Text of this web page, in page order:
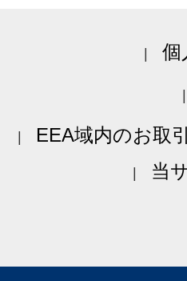
個
EEA域内のお取
当